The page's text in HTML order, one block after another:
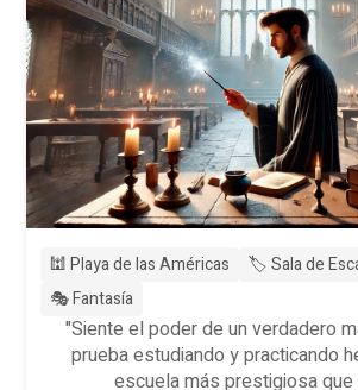
🕍 Playa de las Américas 🏷️ Sala de
🎭 Fantasía
"Siente el poder de un verdadero
prueba estudiando y practicando
escuela más prestigiosa que